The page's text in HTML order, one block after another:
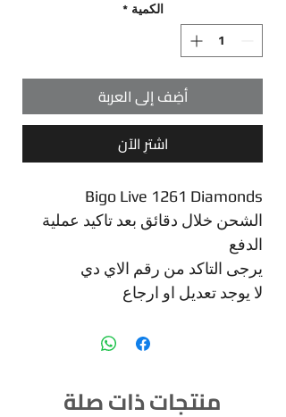
الكمية *
أضِف إلى العربة
اشترِ الآن
Bigo Live 1261 Diamonds
الشحن خلال دقائق بعد تاكيد عملية
الدفع
يرجى التاكد من رقم الاي دي
لا يوجد تعديل او ارجاع
منتجات ذات صلة